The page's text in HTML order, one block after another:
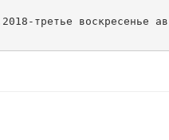
третье воскресенье